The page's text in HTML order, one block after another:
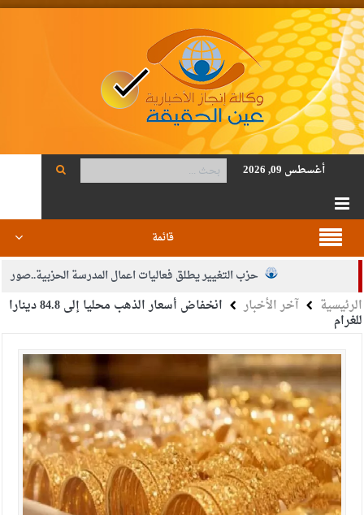
أغسطس 09, 2026
قائمة
حزب التغيير يطلق فعاليات اعمال المدرسة الحزبية..صور
الجيش يفتح باب التجنيد لحملة البكالوريوس في الحقوق والقانون
الإسلامية والمسيحية
الأمن يتلف 16 مليون حبة كبتاجون و1480 كغم مواد مخدرة
النواب يقر مشروع تعديل قانون الملكية العقارية
القاضي يلتقي رؤساء تحرير الصحف اليومية ويؤكد حرص مجلس
النواب على شراكة فاعلة مع الإعلام
الرئيسية آخر الأخبار انخفاض أسعار الذهب محليا إلى 84.8 دينارا
للغرام